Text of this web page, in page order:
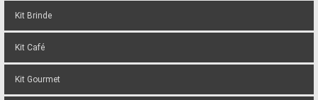
Kit Brinde
Kit Café
Kit Gourmet